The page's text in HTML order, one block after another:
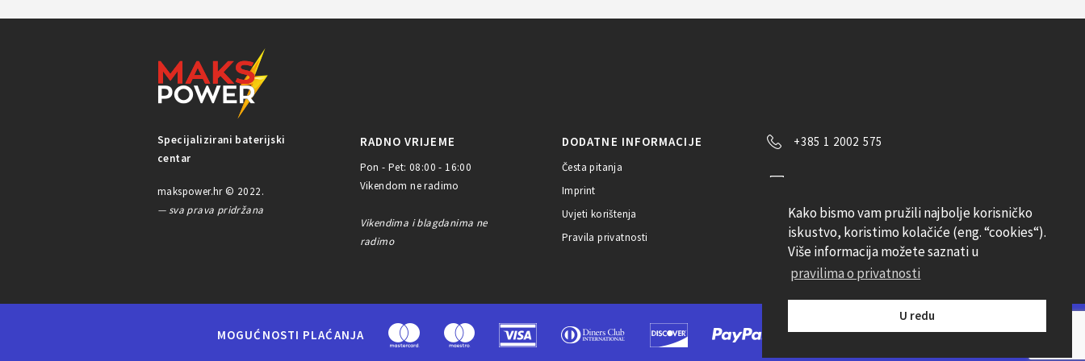
Kako bismo vam pružili najbolje korisničko
iskustvo, koristimo kolačiće (eng. “cookies“).
Više informacija možete saznati u
pravilima o privatnosti
U redu
Specijalizirani baterijski
centar
makspower.hr © 2022.
— sva prava pridržana
RADNO VRIJEME
Pon - Pet: 08:00 - 16:00
Vikendom ne radimo
Vikendima i blagdanima ne
radimo
DODATNE INFORMACIJE
Česta pitanja
Imprint
Uvjeti korištenja
Pravila privatnosti
+385 1 2002 575
Pratite nas
MOGUĆNOSTI PLAĆANJA